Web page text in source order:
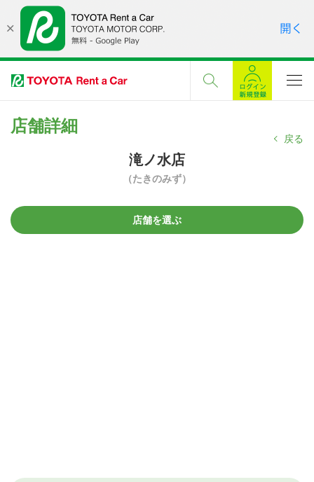
店舗詳細
戻る
滝ノ水店
（たきのみず）
店舗を選ぶ